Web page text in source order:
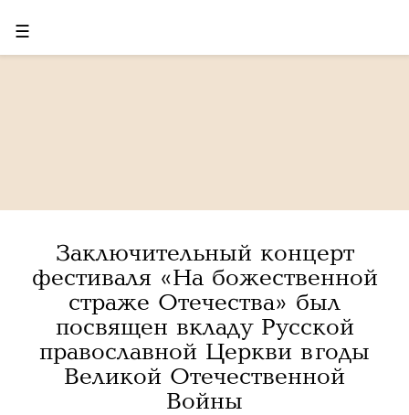
☰
Заключительный концерт
фестиваля «На божественной
страже Отечества» был
посвящен вкладу Русской
православной Церкви в годы
Великой Отечественной
Войны